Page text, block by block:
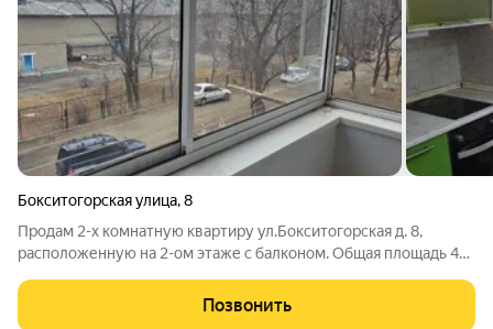
Бокситогорская улица,8
Продам 2-х комнатную квартиру ул.Бокситогорская д. 8,
расположенную на 2-ом этаже с балконом. Общая площадь 45
Сторона Южная. Комнаты раздельные. Стены выровнены.
Санузел увеличен. В квартире
Позвонить